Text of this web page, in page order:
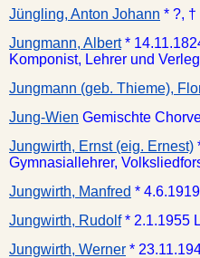
Jüngling, Anton Johann * ?, †
Jungmann, Albert *
Komponist, Lehrer und
Jungmann (geb. Thieme),
Jung-Wien Gemischte
Jungwirth, Ernst (eig. Ernest)
Gymnasiallehrer,
Jungwirth, Manfred *
Jungwirth, Rudolf * 2.1.1955
Jungwirth, Werner *